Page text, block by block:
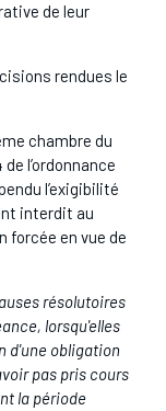
de leur
rendues le
chambre du
l’ordonnance
l’exigibilité
interdit au
forcée en vue de
résolutoires
lorsqu'elles
d'une obligation
pas pris cours
la période